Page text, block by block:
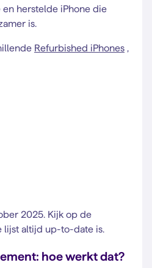
herstelde iPhone die
is.
Refurbished iPhones ,
2025. Kijk op de
lijst altijd up-to-date is.
hoe werkt dat?